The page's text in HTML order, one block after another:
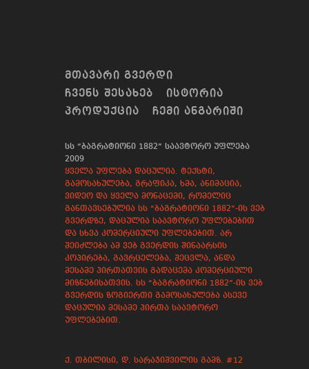
ᲛᲗᲐᲕᲐᲠᲘ ᲒᲕᲔᲠᲓᲘ
ᲩᲕᲔᲜᲡ ᲨᲔᲡᲐᲮᲔᲑ
ᲘᲡᲢᲝᲠᲘᲐ
ᲞᲠᲝᲓᲣᲥᲪᲘᲐ
ᲩᲔᲛᲘ ᲐᲜᲒᲐᲠᲘᲨᲘ
სს “ბაგრატიონი 1882” საავტორო უფლება
2009
ყველა უფლება დაცულია. ტექსტი,
გამოსახულება, გრაფიკა, ხმა, ანიმაცია,
ვიდეო და ყველა მონაცემი, რომელიც
განთავსებულია სს “ბაგრატიონი 1882”-ის ვებ
გვერდზე, დაცულია საავტორო უფლებებით
და სხვა კომერციული უფლებებით. არ
შეიძლება ამ ვებ გვერდის შინაარსის
კოპირება, გავრცელება, შეცვლა, ანდა
მესამე პირთათვის გადაცემა კომერციული
მიზნებისათვის. სს “ბაგრატიონი 1882”-ის ვებ
გვერდის ზოგიერთი გამოსახულება ასევე
დაცულია მესამე პირთა საავტორო
უფლებებით.
ქ. თბილისი, დ. სარაჯიშვილის გამზ. #12